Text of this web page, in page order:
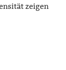
zeigen